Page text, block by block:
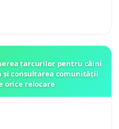
țarcurilor pentru câini
și consultarea comunității
orice relocare